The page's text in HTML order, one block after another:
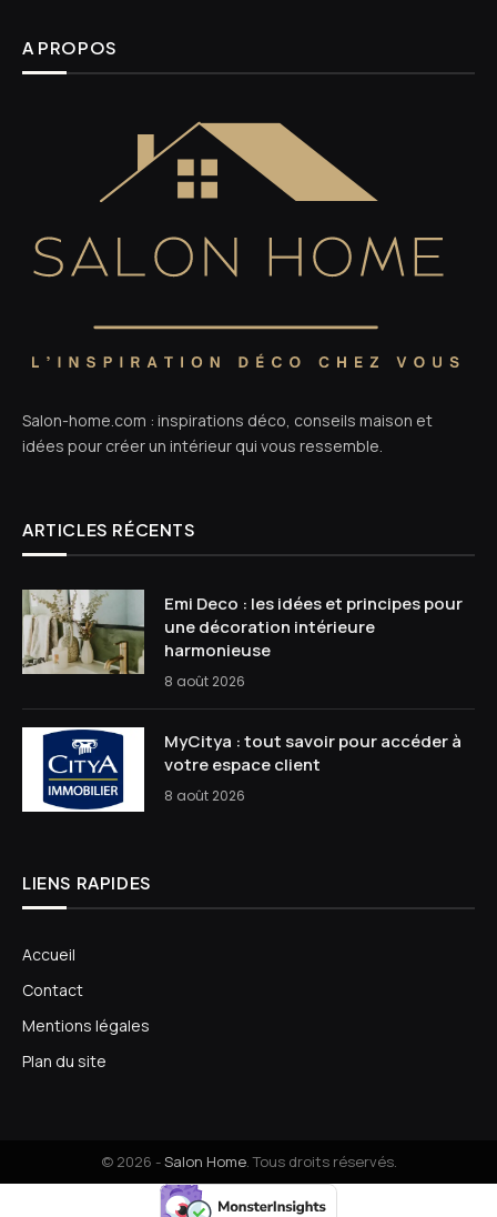
A PROPOS
Salon-home.com : inspirations déco, conseils maison et
idées pour créer un intérieur qui vous ressemble.
ARTICLES RÉCENTS
Emi Deco : les idées et principes pour
une décoration intérieure
harmonieuse
8 août 2026
MyCitya : tout savoir pour accéder à
votre espace client
8 août 2026
LIENS RAPIDES
Accueil
Contact
Mentions légales
Plan du site
© 2026 -Salon Home. Tous droits réservés.